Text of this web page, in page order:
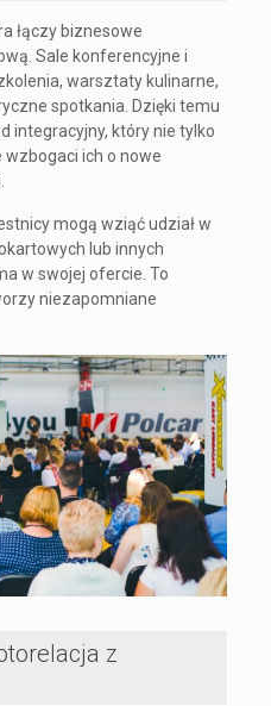
łączy biznesowe
Sale konferencyjne i
warsztaty kulinarne,
spotkania. Dzięki temu
integracyjny, który nie tylko
wzbogaci ich o nowe
mogą wziąć udział w
lub innych
w swojej ofercie. To
niezapomniane
z